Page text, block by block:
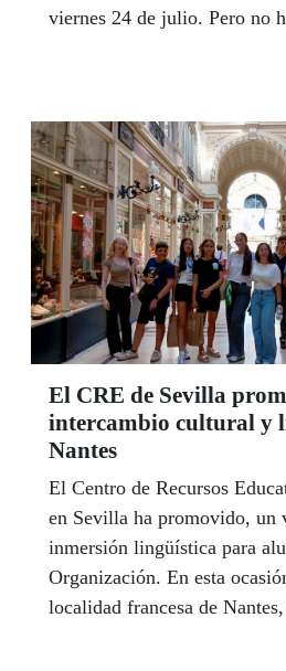
viernes 24 de julio. Pero no
Puebla del Río, la misma
Manuel Pereira en Nerja,
millones en Alcalá de
Campos otro millón en
El CRE de Sevilla
intercambio cultural y
Nantes
El Centro de Recursos
en Sevilla ha promovido, un
inmersión lingüística para
Organización. En esta
localidad francesa de